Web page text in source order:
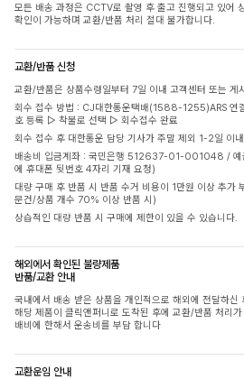
모든 배송 과정은 CCTV로 촬영 후 출고 진행되고 있어
확인이 가능하며 교환/반품 처리 절대 불가합니다.
교환/반품 신청
교환/반품은 상품수령일부터 7일 이내 고객센터 또는 게
회수 접수 방법 : CJ대한통운택배(1588-1255)ARS 연
호 등록 ▷ 착불로 선택 ▷ 회수접수 완료
회수 접수 후 대한통운 담당 기사가 주말 제외 1-2일 이
배송비 입금계좌 : 국민은행 512637-01-001048 / 예
에 휴대폰 뒷번호 4자리 기재 요청)
대량 구매 후 반품 시 반품 수거 비용이 1만원 이상 추가
문건/상품 개수 70% 이상 반품 시)
상습적인 대량 반품 시 구매에 제한이 있을 수 있습니다.
해외에서 확인된 불량제품
반품/교환 안내
국내에서 배송 받은 상품을 개인적으로 해외에 전달하신
해당 제품이 클릭앤퍼니로 도착된 후에 교환/반품 처리
배비에 한해서 운송비를 부담 합니다
교환운임 안내